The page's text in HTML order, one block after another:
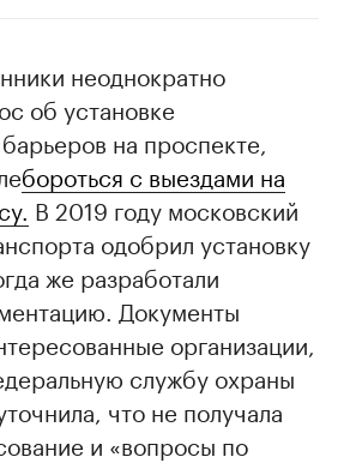
неоднократно
об установке
на проспекте,
бороться с выездами на
В 2019 году московский
одобрил установку
же разработали
Документы
организации,
службу охраны
что не получала
и «вопросы по